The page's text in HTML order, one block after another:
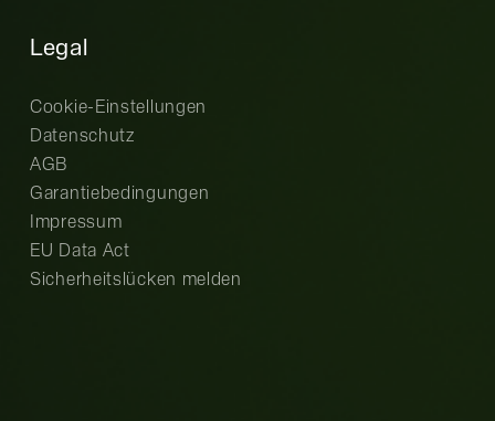
Legal
Cookie-Einstellungen
Datenschutz
AGB
Garantiebedingungen
Impressum
EU Data Act
Sicherheitslücken melden